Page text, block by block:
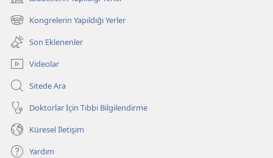
(yeni
pencere
açar)
Kongrelerin Yapıldığı Yerler
(yeni
pencere
açar)
Son Eklenenler
Videolar
Sitede Ara
Doktorlar İçin Tıbbi Bilgilendirme
Küresel İletişim
Yardım